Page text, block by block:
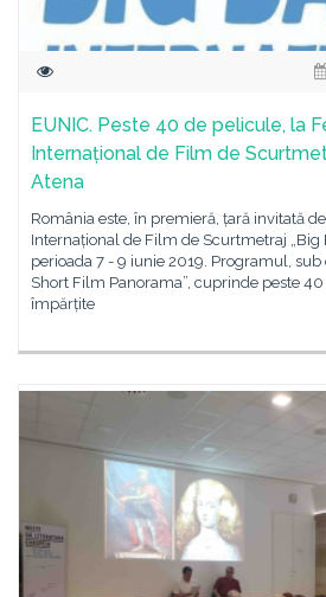
EUNIC. Peste 40 de pelicule, la
Internațional de Film de
Atena
România este, în premieră, țară invitată
Internațional de Film de Scurtmetraj „Big
perioada 7 - 9 iunie 2019. Programul,
Short Film Panorama”, cuprinde peste
împărțite